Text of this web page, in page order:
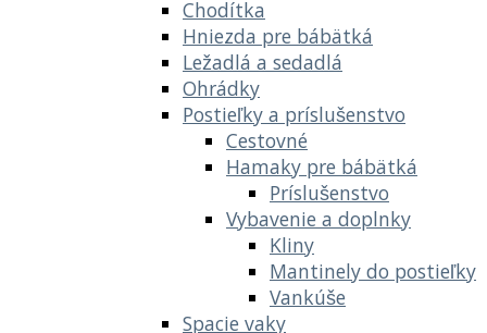
Chodítka
Hniezda pre bábätká
Ležadlá a sedadlá
Ohrádky
Postieľky a príslušenstvo
Cestovné
Hamaky pre bábätká
Príslušenstvo
Vybavenie a doplnky
Kliny
Mantinely do postieľky
Vankúše
Spacie vaky